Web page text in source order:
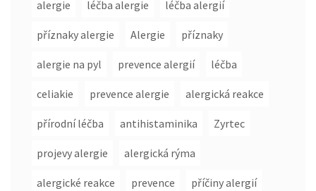
alergie léčba alergie léčba alergií
příznaky alergie Alergie příznaky
alergie na pyl prevence alergií léčba
celiakie prevence alergie alergická reakce
přírodní léčba antihistaminika Zyrtec
projevy alergie alergická rýma
alergické reakce prevence příčiny alergií